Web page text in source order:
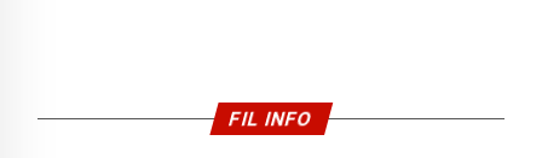
FIL INFO